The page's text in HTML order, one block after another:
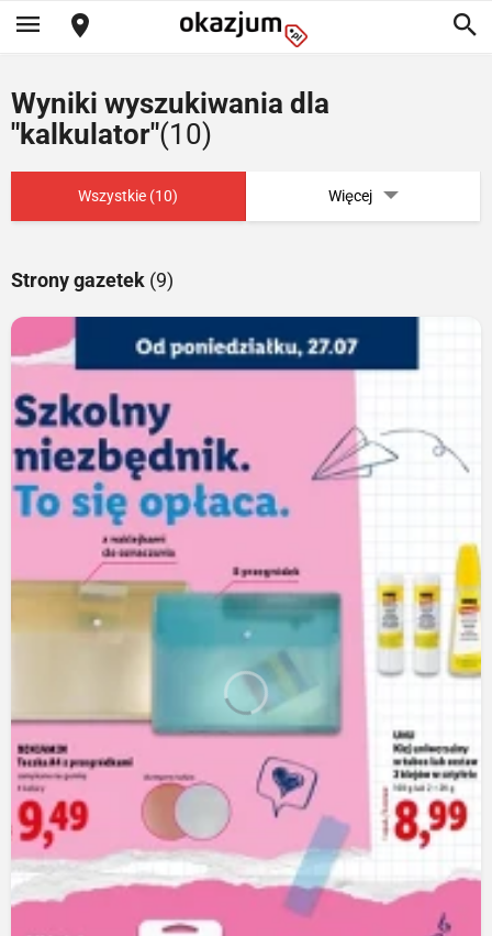
Wyniki wyszukiwania dla
"kalkulator"(10)
Wszystkie (10) Więcej
Strony gazetek (9)